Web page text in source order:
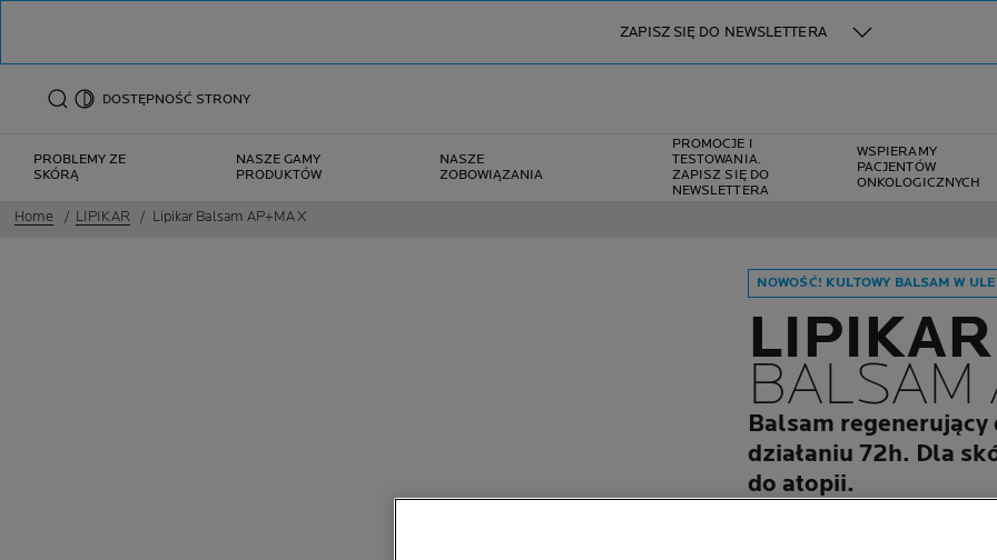
DOSTĘPNOŚĆ STRONY
PROBLEMY ZE
SKÓRĄ
NASZE GAMY
PRODUKTÓW
NASZE
ZOBOWIĄZANIA
PROMOCJE I
TESTOWANIA.
ZAPISZ SIĘ DO
NEWSLETTERA
WSPIERAMY
PACJENTÓW
ONKOLOGICZNYCH
Home LIPIKAR Lipikar Balsam AP+MAX
ZAPISZ SIĘ DO NEWSLETTERA
NOWOŚĆ! KULTOWY BALSAM W
LIPIKAR
BALSAM
Balsam regenerujący
działaniu 72h. Dla
do atopii.
Hamuje swędzenie.
nawrotom suchości.